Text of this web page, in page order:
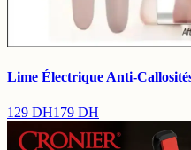
Lime Électrique Anti-
129 DH179 DH